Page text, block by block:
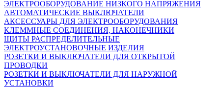
ЭЛЕКТРООБОРУДОВАНИЕ НИЗКОГО НАПРЯЖЕНИЯ
АВТОМАТИЧЕСКИЕ ВЫКЛЮЧАТЕЛИ
АКСЕССУАРЫ ДЛЯ ЭЛЕКТРООБОРУДОВАНИЯ
КЛЕММНЫЕ СОЕДИНЕНИЯ, НАКОНЕЧНИКИ
ЩИТЫ РАСПРЕДЕЛИТЕЛЬНЫЕ
ЭЛЕКТРОУСТАНОВОЧНЫЕ ИЗДЕЛИЯ
РОЗЕТКИ И ВЫКЛЮЧАТЕЛИ ДЛЯ ОТКРЫТОЙ
ПРОВОДКИ
РОЗЕТКИ И ВЫКЛЮЧАТЕЛИ ДЛЯ НАРУЖНОЙ
УСТАНОВКИ